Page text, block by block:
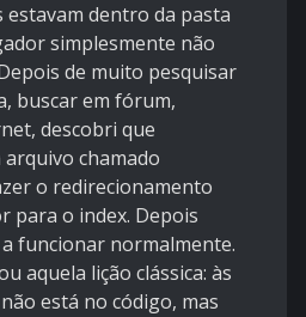
estavam dentro da pasta
simplesmente não
de muito pesquisar
buscar em fórum,
descobri que
chamado
o redirecionamento
para o index. Depois
funcionar normalmente.
aquela lição clássica: às
está no código, mas